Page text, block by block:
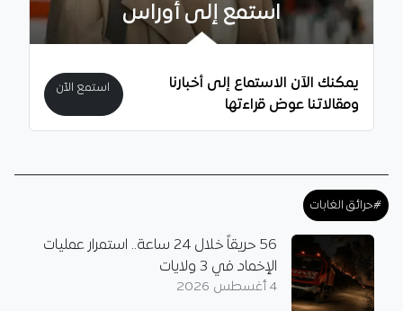
استمع إلى أوراس
يمكنك الآن الاستماع إلى أخبارنا
ومقالاتنا عوض قراءتها
استمع الآن
#حرائق الغابات
56 حريقاً خلال 24 ساعة.. استمرار عمليات
الإخماد في 3 ولايات
4 أغسطس 2026